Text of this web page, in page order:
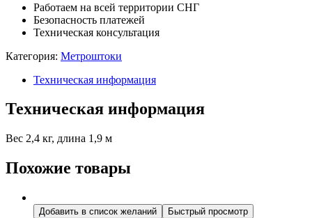
образный
Работаем на всей территории СНГ
Безопасность платежей
Техническая консультация
Категория: Метроштоки
Техническая информация
Техническая информация
Вес 2,4 кг, длина 1,9 м
Похожие товары
Добавить в список желаний Быстрый просмотр